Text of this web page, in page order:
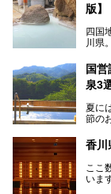
版】
四国
川県
オリ
豊か
祭」
クア
訪れ
国
泉3
夏に
節の
四国
個分
園内
と一
香川
ここ
いま